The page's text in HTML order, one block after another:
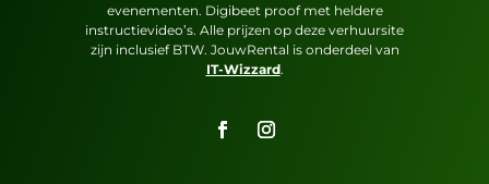
evenementen. Digibeet proof met heldere
instructievideo’s. Alle prijzen op deze verhuursite
zijn inclusief BTW. JouwRental is onderdeel van
IT-Wizzard.